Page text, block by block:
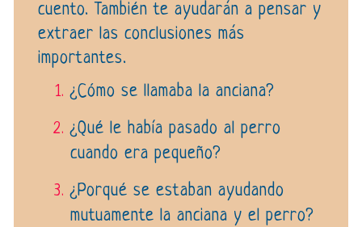
cuento. También te ayudarán a pensar y
extraer las conclusiones más
importantes.
¿Cómo se llamaba la anciana?
¿Qué le había pasado al perro
cuando era pequeño?
¿Porqué se estaban ayudando
mutuamente la anciana y el perro?